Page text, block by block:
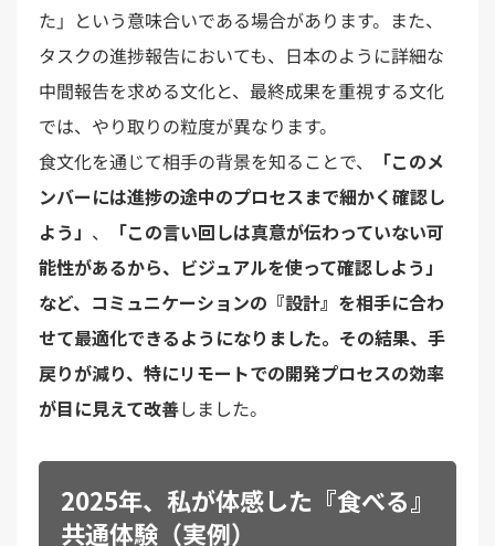
た」という意味合いである場合があります。また、
タスクの進捗報告においても、日本のように詳細な
中間報告を求める文化と、最終成果を重視する文化
では、やり取りの粒度が異なります。
食文化を通じて相手の背景を知ることで、
「このメ
ンバーには進捗の途中のプロセスまで細かく確認し
よう」 、
「この言い回しは真意が伝わっていない可
能性があるから、ビジュアルを使って確認しよう」
など、コミュニケーションの『設計』を相手に合わ
せて最適化できるようになりました。その結果、手
戻りが減り、特にリモートでの開発プロセスの効率
が目に見えて改善しました。
2025年、私が体感した『食べる』
共通体験（実例）